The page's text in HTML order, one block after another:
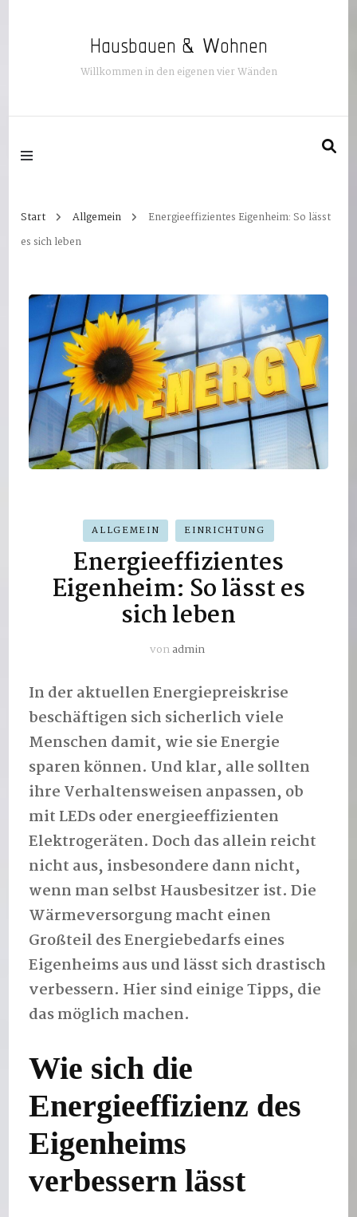
Hausbauen & Wohnen
Willkommen in den eigenen vier Wänden
Start Allgemein
Energieeffizientes Eigenheim: So lässt
es sich leben
ALLGEMEIN EINRICHTUNG
Energieeffizientes
Eigenheim: So lässt es
sich leben
vonadmin
In der aktuellen Energiepreiskrise
beschäftigen sich sicherlich viele
Menschen damit, wie sie Energie
sparen können. Und klar, alle sollten
ihre Verhaltensweisen anpassen, ob
mit LEDs oder energieeffizienten
Elektrogeräten. Doch das allein reicht
nicht aus, insbesondere dann nicht,
wenn man selbst Hausbesitzer ist. Die
Wärmeversorgung macht einen
Großteil des Energiebedarfs eines
Eigenheims aus und lässt sich drastisch
verbessern. Hier sind einige Tipps, die
das möglich machen.
Wie sich die
Energieeffizienz des
Eigenheims
verbessern lässt